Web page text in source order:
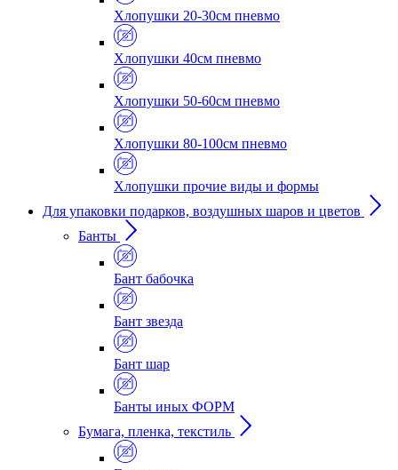
Хлопушки 20-30см пневмо
Хлопушки 40см пневмо
Хлопушки 50-60см пневмо
Хлопушки 80-100см пневмо
Хлопушки прочие виды и формы
Для упаковки подарков, воздушных шаров и цветов
Банты
Бант бабочка
Бант звезда
Бант шар
Банты иных ФОРМ
Бумага, пленка, текстиль